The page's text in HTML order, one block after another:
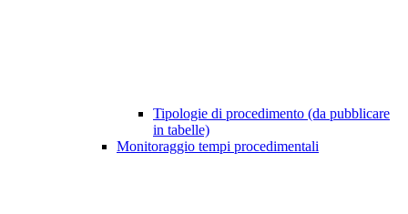
Tipologie di procedimento (da pubblicare
in tabelle)
Monitoraggio tempi procedimentali